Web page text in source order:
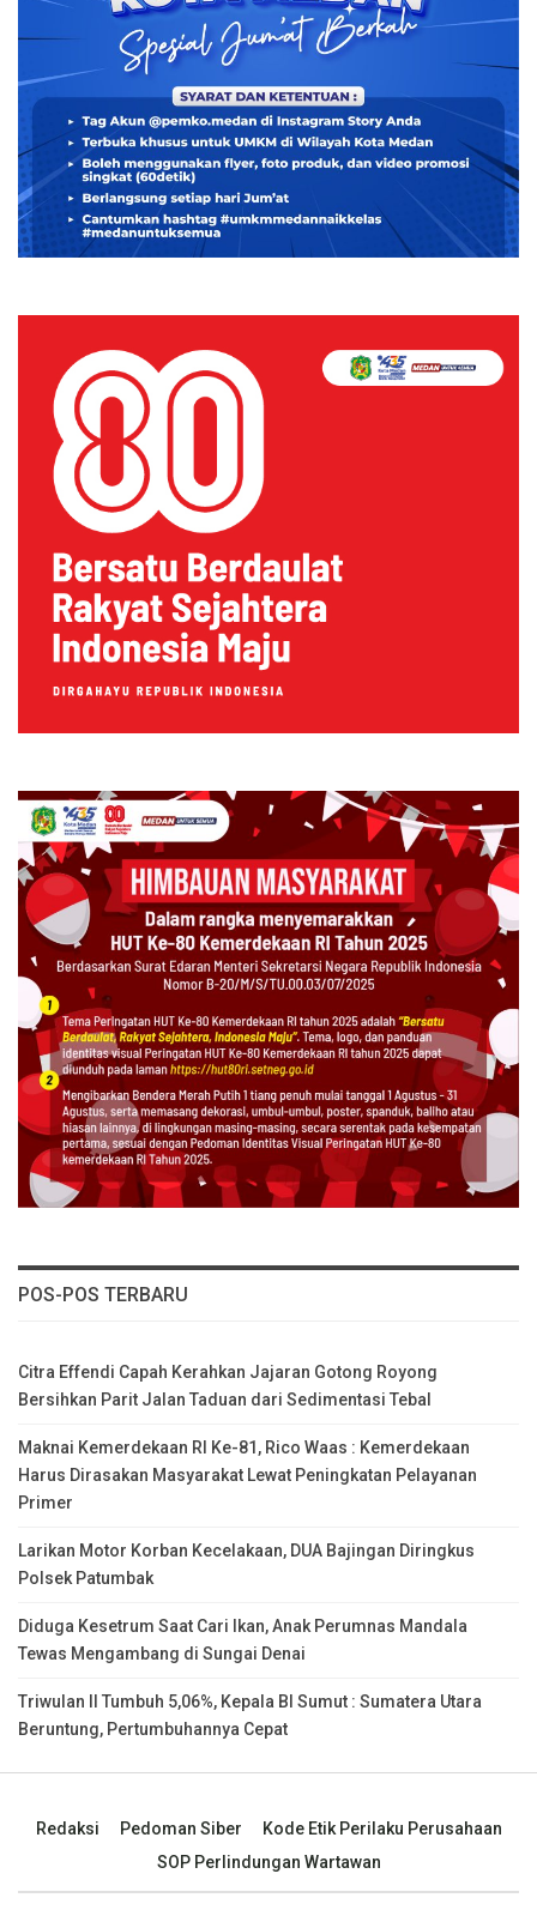
POS-POS TERBARU
Citra Effendi Capah Kerahkan Jajaran Gotong Royong
Bersihkan Parit Jalan Taduan dari Sedimentasi Tebal
Maknai Kemerdekaan RI Ke-81, Rico Waas : Kemerdekaan
Harus Dirasakan Masyarakat Lewat Peningkatan Pelayanan
Primer
Larikan Motor Korban Kecelakaan, DUA Bajingan Diringkus
Polsek Patumbak
Diduga Kesetrum Saat Cari Ikan, Anak Perumnas Mandala
Tewas Mengambang di Sungai Denai
Triwulan II Tumbuh 5,06%, Kepala BI Sumut : Sumatera Utara
Beruntung, Pertumbuhannya Cepat
Redaksi Pedoman Siber
Kode Etik Perilaku Perusahaan
SOP Perlindungan Wartawan